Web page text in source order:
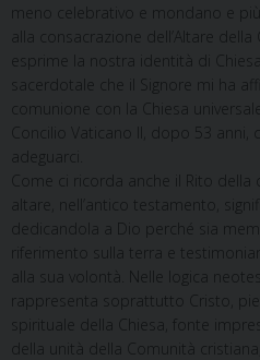
meno celebrativo e mondano e
alla consacrazione dell’Altare della
esprime la nostra identità di
sacerdotale che il Signore mi ha
comunione con la Chiesa
Concilio Vaticano II, dopo 53 anni,
adeguarci.
Come ci ricorda anche il Rito
altare, nell’antico testamento,
dedicandola a Dio perché sia
riferimento sulla terra e
alla sua volontà. Nelle logica
rappresenta soprattutto Cristo,
spirituale della Chiesa, fonte
della unità della Comunità